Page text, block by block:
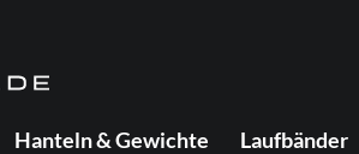
Hanteln & Gewichte Laufbänder